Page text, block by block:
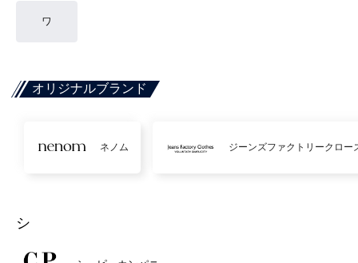
ワ
オリジナルブランド
ネノム ジーンズファクトリークロー
シ